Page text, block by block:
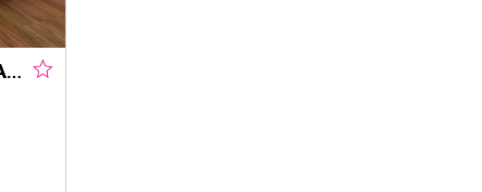
GROSSZÜGIGE EINHEIT MIT BALKON IN TOP-LAGE